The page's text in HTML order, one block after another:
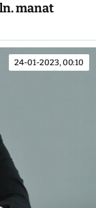
manat
24-01-2023, 00:10